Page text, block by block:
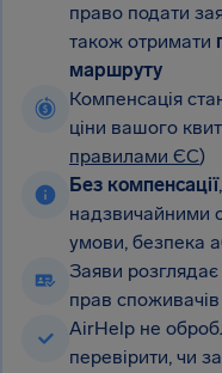
право подати
також отримати
маршруту
Компенсація
ціни вашого
правилами ЄС)
Без компенсації
надзвичайними
умови, безпека
Заяви розглядає
прав
AirHelp не
перевірити, чи